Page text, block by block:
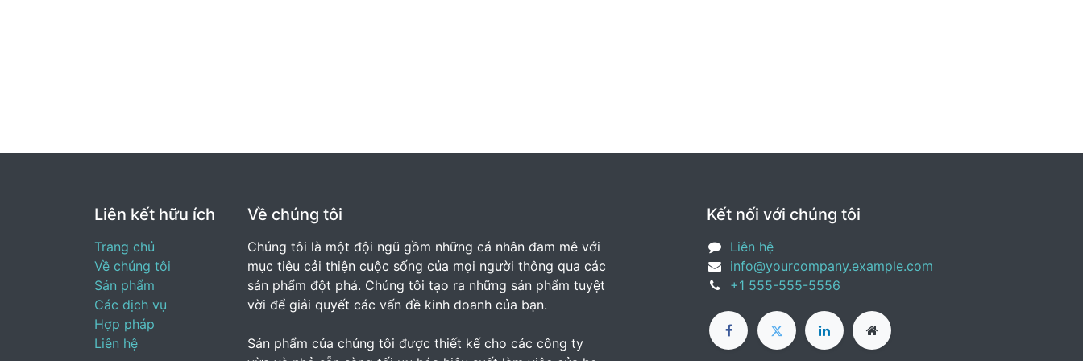
Liên kết hữu ích
Trang chủ
Về chúng tôi
Sản phẩm
Các dịch vụ
Hợp pháp
Liên hệ
Về chúng tôi
Chúng tôi là một đội ngũ gồm những cá nhân đam mê với
mục tiêu cải thiện cuộc sống của mọi người thông qua các
sản phẩm đột phá. Chúng tôi tạo ra những sản phẩm tuyệt
vời để giải quyết các vấn đề kinh doanh của bạn.
Sản phẩm của chúng tôi được thiết kế cho các công ty
Kết nối với chúng tôi
Liên hệ
info@yourcompany.example.com
+1 555-555-5556